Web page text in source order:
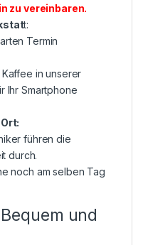
zu vereinbaren.
t:
Termin
in unserer
Ihr Smartphone
führen die
durch.
noch am selben Tag
und